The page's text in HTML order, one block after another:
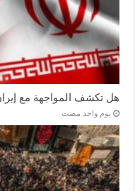
هل تكشف المواجهة مع
‏يوم واحد مضت